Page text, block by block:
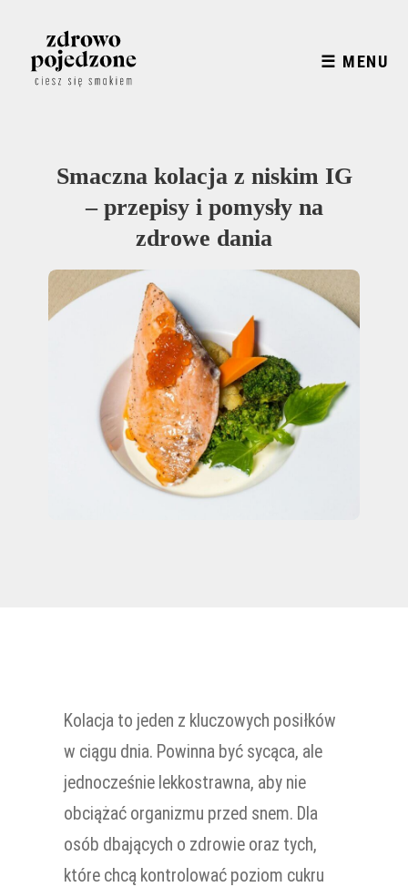
☰ MENU
Smaczna kolacja z niskim IG
– przepisy i pomysły na
zdrowe dania
Kolacja to jeden z kluczowych posiłków
w ciągu dnia. Powinna być sycąca, ale
jednocześnie lekkostrawna, aby nie
obciążać organizmu przed snem. Dla
osób dbających o zdrowie oraz tych,
które chcą kontrolować poziom cukru